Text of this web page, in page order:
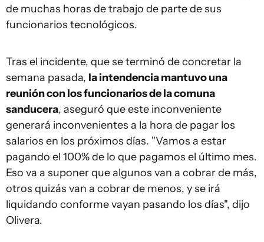
de muchas horas de trabajo de parte de sus
funcionarios tecnológicos.
Tras el incidente, que se terminó de concretar la
semana pasada, la intendencia mantuvo una
reunión con los funcionarios de la comuna
sanducera, aseguró que este inconveniente
generará inconvenientes a la hora de pagar los
salarios en los próximos días. "Vamos a estar
pagando el 100% de lo que pagamos el último mes.
Eso va a suponer que algunos van a cobrar de más,
otros quizás van a cobrar de menos, y se irá
liquidando conforme vayan pasando los días", dijo
Olivera.